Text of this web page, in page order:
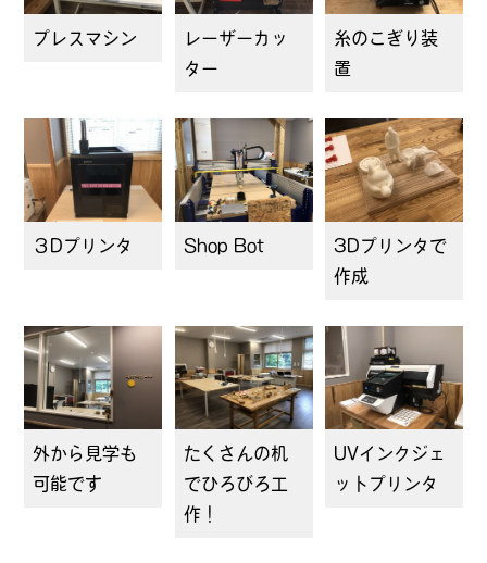
プレスマシン
レーザーカッ
ター
糸のこぎり装
置
３Dプリンタ Shop Bot
3Dプリンタで
作成
外から見学も
可能です
たくさんの机
でひろびろ工
作！
UVインクジェ
ットプリンタ